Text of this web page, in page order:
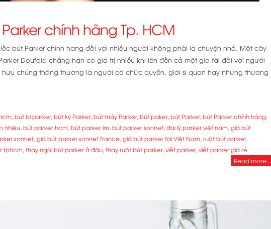
chính hãng Tp. HCM
bút Parker chính hãng đối với nhiều người không phải là chuyện nhỏ. Một cây
Doufold chẳng hạn có giá trị nhiều khi lên đến cả một gia tài đối với người
chúng thông thường là người có chức quyền, giới sĩ quan hay những thương
, bút bi parker, bút ký Parker, bút máy Parker, bút paker, bút Parker, bút Parker chính hãng,
nhiêu, bút parker hcm, bút parker im, bút parker sonnet, đại lý parker việt nam, giá bút
sonnet, giá bút parker sonnet france , giá bút parker tại Việt Nam, ruột bút parker,
tphcm, thay ngòi bút parker ở đâu, thay ruột bút parker, viết parker, viết parker giá rẻ
Read more...